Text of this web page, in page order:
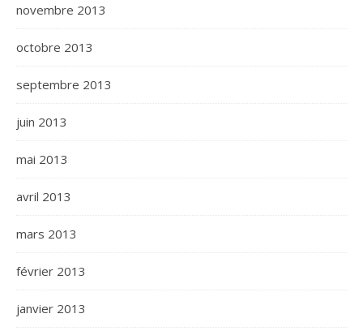
novembre 2013
octobre 2013
septembre 2013
juin 2013
mai 2013
avril 2013
mars 2013
février 2013
janvier 2013